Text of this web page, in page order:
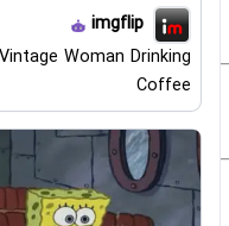
imgflip
Vintage Woman Drinking
Coffee